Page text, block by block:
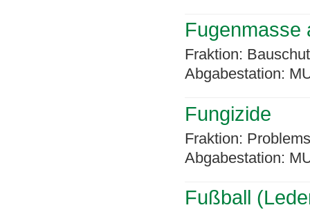
Fugenmasse
Fraktion:
Abgabestation:
Fungizide
Fraktion:
Abgabestation:
Fußball